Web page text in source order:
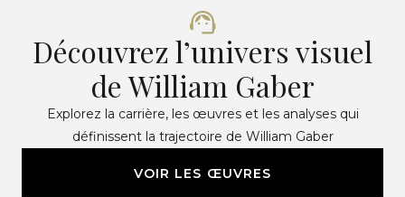
Découvrez l’univers visuel
de William Gaber
Explorez la carrière, les œuvres et les analyses qui
définissent la trajectoire de William Gaber
VOIR LES ŒUVRES